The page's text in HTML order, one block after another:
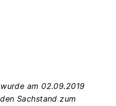
am 02.09.2019
Sachstand zum